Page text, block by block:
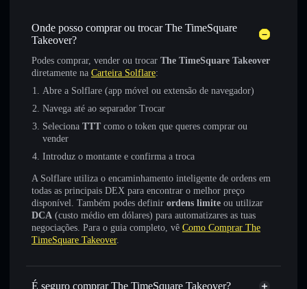
Onde posso comprar ou trocar The TimeSquare
Takeover?
Podes comprar, vender ou trocar The TimeSquare Takeover
diretamente na Carteira Solflare:
Abre a Solflare (app móvel ou extensão de navegador)
Navega até ao separador Trocar
Seleciona TTT como o token que queres comprar ou
vender
Introduz o montante e confirma a troca
A Solflare utiliza o encaminhamento inteligente de ordens em
todas as principais DEX para encontrar o melhor preço
disponível. Também podes definir ordens limite ou utilizar
DCA (custo médio em dólares) para automatizares as tuas
negociações. Para o guia completo, vê Como Comprar The
TimeSquare Takeover.
É seguro comprar The TimeSquare Takeover?